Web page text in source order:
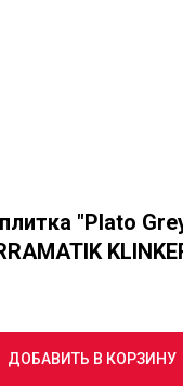
"Plato
ДОБАВИТЬ В КОРЗИНУ